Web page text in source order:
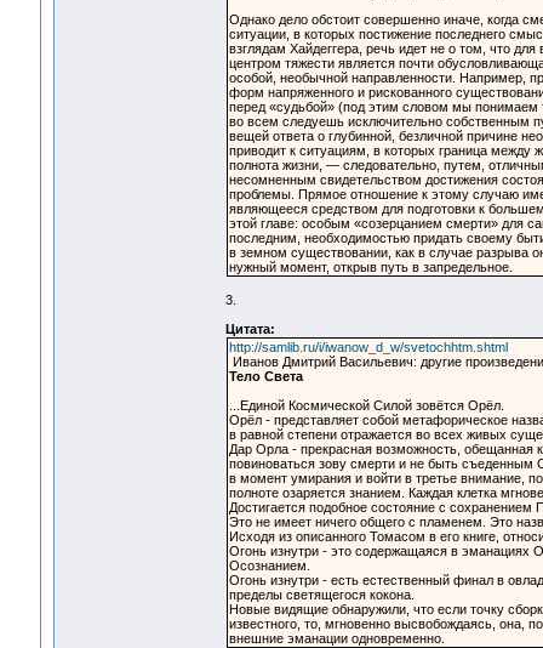
Однако дело обстоит совершенно иначе, когда
ситуации, в которых постижение последнего
взглядам Хайдеггера, речь идет не о том, что
центром тяжести является почти
особой, необычной направленности. Например,
форм напряженного и рискованного
перед «судьбой» (под этим словом мы понимаем
во всем следуешь исключительно собственным
вещей ответа о глубинной, безличной причине
приводит к ситуациям, в которых граница
полнота жизни, — следовательно, путем,
несомненным свидетельством достижения
проблемы. Прямое отношение к этому случаю
являющееся средством для подготовки к
этой главе: особым «созерцанием смерти» для
последним, необходимостью придать своему
в земном существовании, как в случае разрыва
нужный момент, открыв путь в запредельное.
3.
Цитата:
http://samlib.ru/i/iwanow_d_w/svetochhtm.shtml
Иванов Дмитрий Васильевич: другие
Тело Света
...Единой Космической Силой зовётся Орёл.
Орёл - представляет собой метафорическое
в равной степени отражается во всех живых
Дар Орла - прекрасная возможность, обещанная
повиноваться зову смерти и не быть съеденным
в момент умирания и войти в третье внимание,
полноте озаряется знанием. Каждая клетка
Достигается подобное состояние с
Это не имеет ничего общего с пламенем. Это
Исходя из описанного Томасом в его книге,
Огонь изнутри - это содержащаяся в эманациях
Осознанием.
Огонь изнутри - есть естественный финал в
пределы светящегося кокона.
Новые видящие обнаружили, что если точку
известного, то, мгновенно высвобождаясь, она,
внешние эманации одновременно.